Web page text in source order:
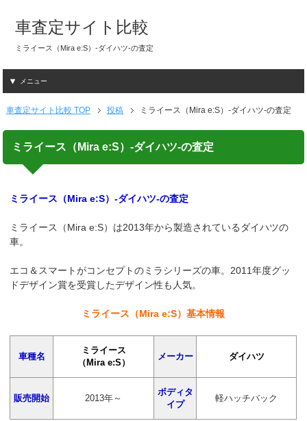
車査定サイト比較
ミライース（Mira e:S）-ダイハツ-の査定
メニュー
車査定サイト比較 TOP 投稿 ミライース（Mira e:S）-ダイハツ-の査定
ミライース（Mira e:S）-ダイハツ-の査定
ミライース（Mira e:S）-ダイハツ-の査定
ミライース（Mira e:S）は2013年から製造されているダイハツの
車。
エコ＆スマートがコンセプトのミラシリーズの車。2011年度グッ
ドデザイン賞を受賞したデザイン性も人気。
ミライース（Mira e:S）基本情報
車種名
ミライース
（Mira e:S）
メーカー ダイハツ
販売開始 2013年～
ボディタ
イプ
軽ハッチバック